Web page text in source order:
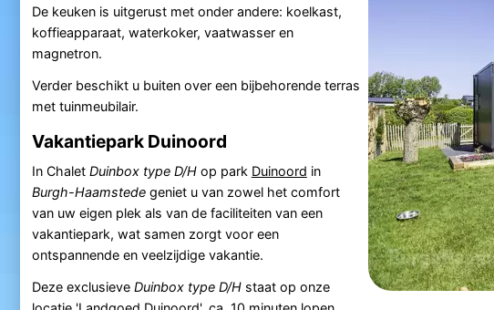
De keuken is uitgerust met onder andere: koelkast,
koffieapparaat, waterkoker, vaatwasser en
magnetron.
Verder beschikt u buiten over een bijbehorende terras
met tuinmeubilair.
Vakantiepark Duinoord
In Chalet Duinbox type D/Hop park Duinoord in
Burgh-Haamstedegeniet u van zowel het comfort
van uw eigen plek als van de faciliteiten van een
vakantiepark, wat samen zorgt voor een
ontspannende en veelzijdige vakantie.
Deze exclusieve Duinbox type D/Hstaat op onze